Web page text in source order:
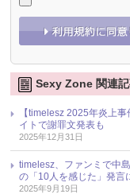
Sexy Zone 関連
【timelesz 2025年炎上
イトで謝罪文発表も
2025年12月31日
timelesz、ファンミで中
の「10人を感じた」発言
2025年9月19日